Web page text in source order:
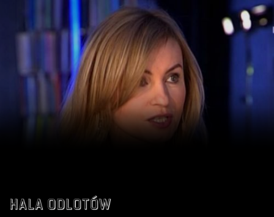
Hala odlotów